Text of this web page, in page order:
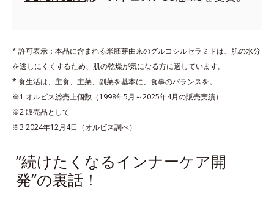
* 許可表示：本品に含まれる米胚芽由来のグルコシルセラミドは、肌の水分
を逃しにくくするため、肌の乾燥が気になる方に適しています。
* 食生活は、主食、主菜、副菜を基本に、食事のバランスを。
※1 オルビス総売上個数（1998年5月～2025年4月の販売実績）
※2 販売品として
※3 2024年12月4日（オルビス調べ）
”続けたくなるインナーケア開
発”の裏話！